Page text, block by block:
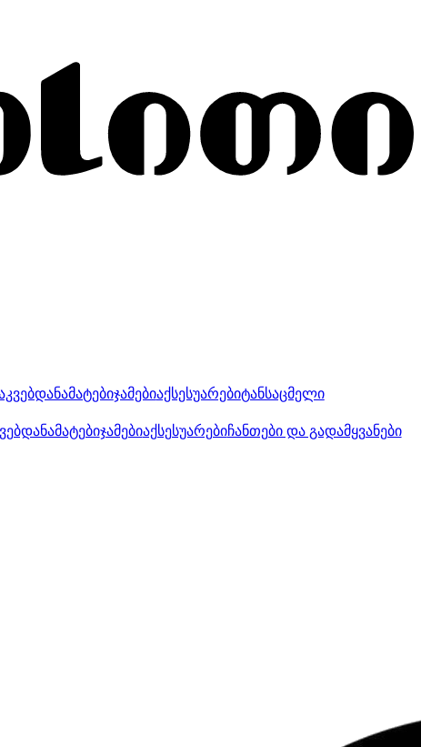
ჯამებიაქსესუარებიტანსაცმელი
ჯამებიაქსესუარებიჩანთები და გადამყვანები